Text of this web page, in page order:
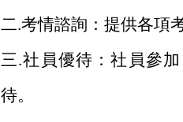
二.考情諮詢：提供各項
三.社員優待：社員參
待。